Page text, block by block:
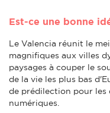
Est-ce une bonne
Le Valencia réunit le
magnifiques aux villes
paysages à couper le
de la vie les plus bas
de prédilection pour les
numériques.